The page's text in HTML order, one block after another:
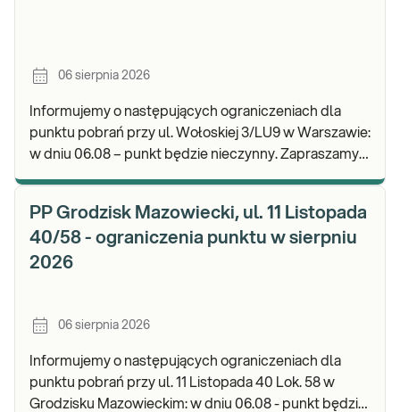
06 sierpnia 2026
Informujemy o następujących ograniczeniach dla
punktu pobrań przy ul. Wołoskiej 3/LU9 w Warszawie:
w dniu 06.08 – punkt będzie nieczynny. Zapraszamy
PP Grodzisk Mazowiecki, ul. 11 Listopada
40/58 - ograniczenia punktu w sierpniu
2026
06 sierpnia 2026
Informujemy o następujących ograniczeniach dla
punktu pobrań przy ul. 11 Listopada 40 Lok. 58 w
Grodzisku Mazowieckim: w dniu 06.08 - punkt będzie